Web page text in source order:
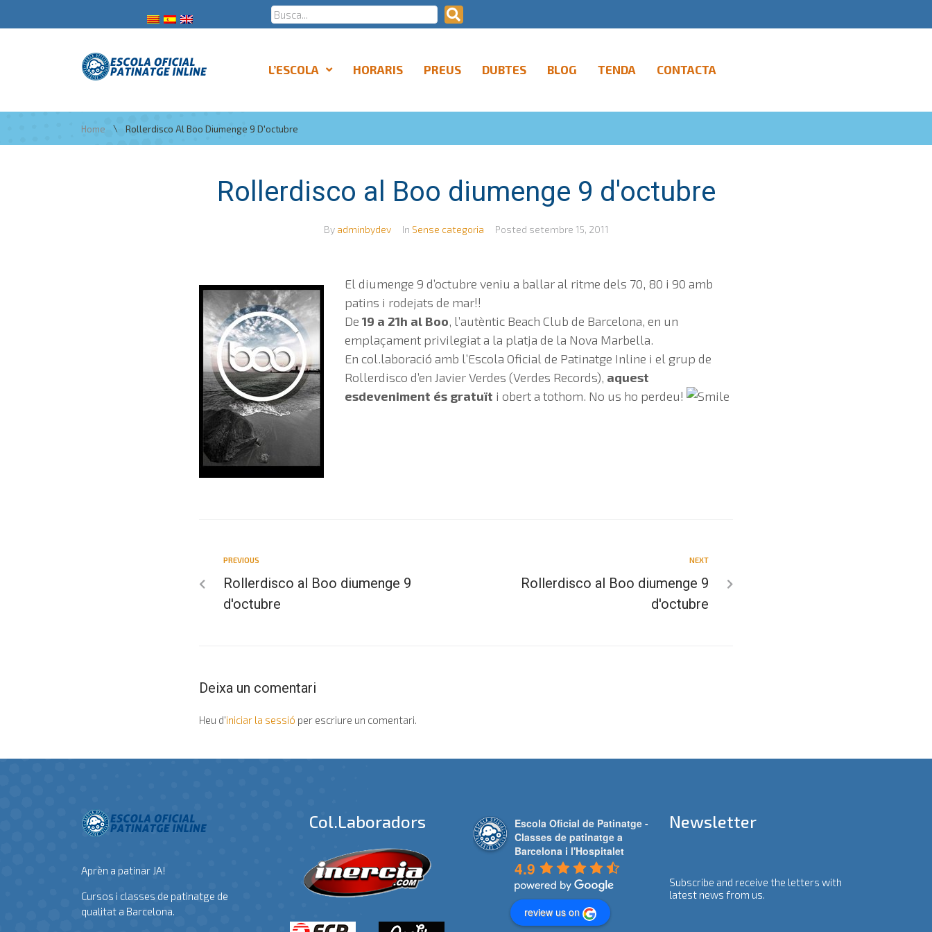
L’ESCOLA HORARIS PREUS DUBTES BLOG TENDA CONTACTA
Home \ Rollerdisco Al Boo Diumenge 9 D'octubre
Rollerdisco al Boo diumenge 9 d'octubre
By adminbydev In Sense categoria Posted setembre 15, 2011
El diumenge 9 d’octubre veniu a ballar al ritme dels 70, 80 i 90 amb
patins i rodejats de mar!!
De 19 a 21h al Boo, l’autèntic Beach Club de Barcelona, en un
emplaçament privilegiat a la platja de la Nova Marbella.
En col.laboració amb l’Escola Oficial de Patinatge Inline i el grup de
Rollerdisco d’en Javier Verdes (Verdes Records), aquest
esdeveniment és gratuït i obert a tothom. No us ho perdeu!
PREVIOUS
Rollerdisco al Boo diumenge 9
d'octubre
NEXT
Rollerdisco al Boo diumenge 9
d'octubre
Deixa un comentari
Heu d'iniciar la sessió per escriure un comentari.
Aprèn a patinar JA!
Cursos i classes de patinatge de
qualitat a Barcelona.
Col.laboradors
Escola Oficial de Patinatge -
Classes de patinatge a
Barcelona i l'Hospitalet
4.9
review us on
Newsletter
Subscribe and receive the letters with
latest news from us.